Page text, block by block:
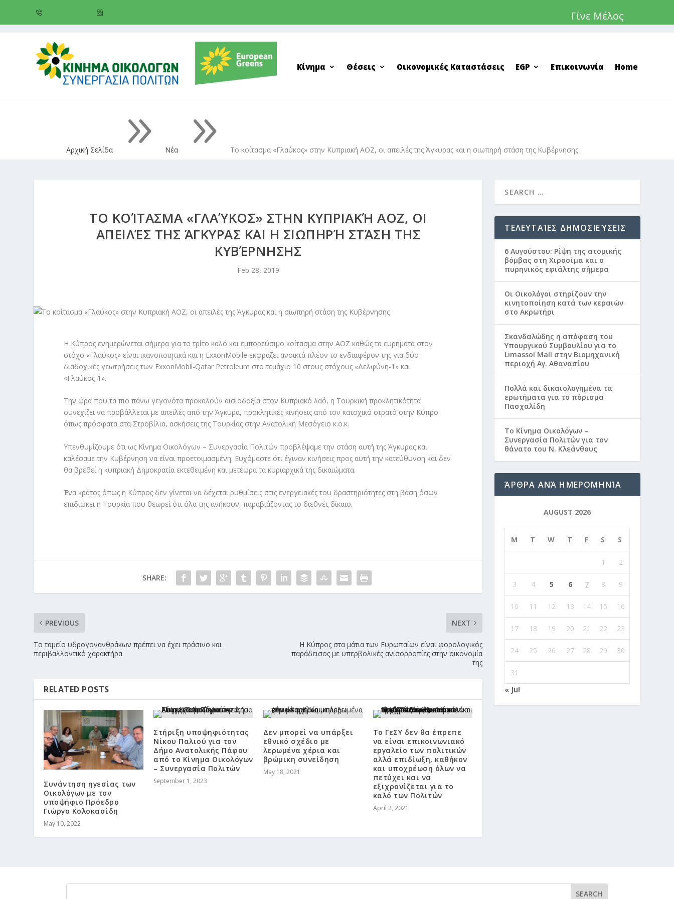
Γίνε Μέλος
Κίνημα Θέσεις Οικονομικές Καταστάσεις EGP Επικοινωνία Home
Αρχική Σελίδα 9 Νέα 9 To κοίτασμα «Γλαύκος» στην Κυπριακή ΑΟΖ, οι απειλές της Άγκυρας και η σιωπηρή στάση της Κυβέρνησης
TO ΚΟΊΤΑΣΜΑ «ΓΛΑΎΚΟΣ» ΣΤΗΝ ΚΥΠΡΙΑΚΉ ΑΟΖ, ΟΙ
ΑΠΕΙΛΈΣ ΤΗΣ ΆΓΚΥΡΑΣ ΚΑΙ Η ΣΙΩΠΗΡΉ ΣΤΆΣΗ ΤΗΣ
ΚΥΒΈΡΝΗΣΗΣ
Feb 28, 2019
Η Κύπρος ενημερώνεται σήμερα για το τρίτο καλό και εμπορεύσιμο κοίτασμα στην ΑΟΖ καθώς τα ευρήματα στον
στόχο «Γλαύκος» είναι ικανοποιητικά και η ExxonMobile εκφράζει ανοικτά πλέον το ενδιαφέρον της για δύο
διαδοχικές γεωτρήσεις των ExxonMobil-Qatar Petroleum στο τεμάχιο 10 στους στόχους «Δελφύνη-1» και
«Γλαύκος-1».
Την ώρα που τα πιο πάνω γεγονότα προκαλούν αισιοδοξία στον Κυπριακό λαό, η Τουρκική προκλητικότητα
συνεχίζει να προβάλλεται με απειλές από την Άγκυρα, προκλητικές κινήσεις από τον κατοχικό στρατό στην Κύπρο
όπως πρόσφατα στα Στροβίλια, ασκήσεις της Τουρκίας στην Ανατολική Μεσόγειο κ.ο.κ.
Υπενθυμίζουμε ότι ως Κίνημα Οικολόγων – Συνεργασία Πολιτών προβλέψαμε την στάση αυτή της Άγκυρας και
καλέσαμε την Κυβέρνηση να είναι προετοιμασμένη. Ευχόμαστε ότι έγιναν κινήσεις προς αυτή την κατεύθυνση και δεν
θα βρεθεί η κυπριακή Δημοκρατία εκτεθειμένη και μετέωρα τα κυριαρχικά της δικαιώματα.
Ένα κράτος όπως η Κύπρος δεν γίνεται να δέχεται ρυθμίσεις στις ενεργειακές του δραστηριότητες στη βάση όσων
επιδιώκει η Τουρκία που θεωρεί ότι όλα της ανήκουν, παραβιάζοντας το διεθνές δίκαιο.
SHARE:
PREVIOUS
Το ταμείο υδρογονανθράκων πρέπει να έχει πράσινο και
περιβαλλοντικό χαρακτήρα
NEXT
Η Κύπρος στα μάτια των Ευρωπαίων είναι φορολογικός
παράδεισος με υπερβολικές ανισορροπίες στην οικονομία
της
RELATED POSTS
Συνάντηση ηγεσίας των
Οικολόγων με τον
υποψήφιο Πρόεδρο
Γιώργο Κολοκασίδη
May 10, 2022
Στήριξη υποψηφιότητας
Νίκου Παλιού για τον
Δήμο Ανατολικής Πάφου
από το Κίνημα Οικολόγων
– Συνεργασία Πολιτών
September 1, 2023
Δεν μπορεί να υπάρξει
εθνικό σχέδιο με
λερωμένα χέρια και
βρώμικη συνείδηση
May 18, 2021
Το ΓεΣΥ δεν θα έπρεπε
να είναι επικοινωνιακό
εργαλείο των πολιτικών
αλλά επιδίωξη, καθήκον
και υποχρέωση όλων να
πετύχει και να
εξιχρονίζεται για το
καλό των Πολιτών
April 2, 2021
ΤΕΛΕΥΤΑΊΕΣ ΔΗΜΟΣΙΕΎΣΕΙΣ
6 Αυγούστου: Ρίψη της ατομικής
βόμβας στη Χιροσίμα και ο
πυρηνικός εφιάλτης σήμερα
Οι Οικολόγοι στηρίζουν την
κινητοποίηση κατά των κεραιών
στο Ακρωτήρι
Σκανδαλώδης η απόφαση του
Υπουργικού Συμβουλίου για το
Limassol Mall στην Βιομηχανική
περιοχή Αγ. Αθανασίου
Πολλά και δικαιολογημένα τα
ερωτήματα για το πόρισμα
Πασχαλίδη
Το Κίνημα Οικολόγων –
Συνεργασία Πολιτών για τον
θάνατο του Ν. Κλεάνθους
ΆΡΘΡΑ ΑΝΆ ΗΜΕΡΟΜΗΝΊΑ
AUGUST 2026
M T W T F S S
1 2
3 4 5 6 7 8 9
10 11 12 13 14 15 16
17 18 19 20 21 22 23
24 25 26 27 28 29 30
31
« Jul